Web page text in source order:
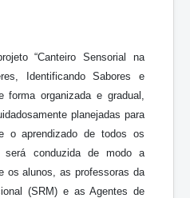
“Canteiro Sensorial na
Identificando Sabores e
forma organizada e gradual,
planejadas para
o aprendizado de todos os
será conduzida de modo a
os alunos, as professoras da
(SRM) e as Agentes de